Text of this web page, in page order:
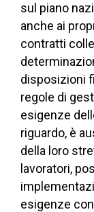
sul piano
anche ai
contratti
disposizioni
regole di
esigenze
riguardo, è
della loro
lavoratori,
esigenze